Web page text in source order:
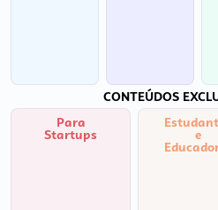
CONTEÚDOS
Para
Startups e